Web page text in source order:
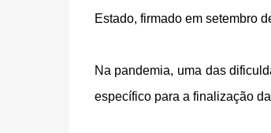
Estado, firmado em setembro
Na pandemia, uma das
específico para a finalização